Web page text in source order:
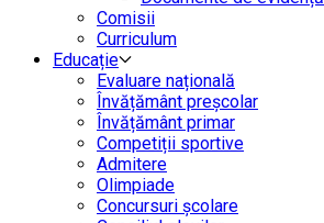
Comisii
Curriculum
Educație
Evaluare națională
Învățământ preșcolar
Învățământ primar
Competiții sportive
Admitere
Olimpiade
Concursuri școlare